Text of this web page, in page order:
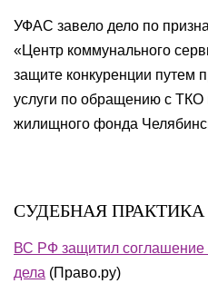
УФАС завело дело по
«Центр коммунального
защите конкуренции путем
услуги по обращению с ТКО
жилищного фонда
СУДЕБНАЯ ПРАКТИКА
ВС РФ защитил соглашение
дела (Право.ру)